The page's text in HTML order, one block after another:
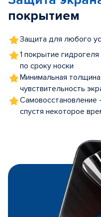
покрытием
Защита для любого
1 покрытие
по сроку носки
Минимальная
чувствительность
Самовосстановление
спустя некоторое